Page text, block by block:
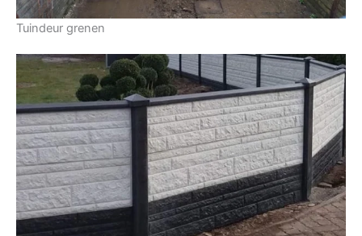
Tuindeur grenen